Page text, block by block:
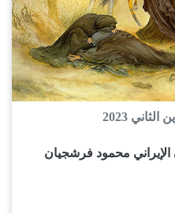
محمود فرشجيان